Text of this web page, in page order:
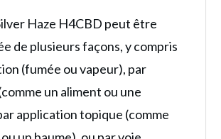
Haze H4CBD peut être
de plusieurs façons, y compris
(fumée ou vapeur), par
un aliment ou une
application topique (comme